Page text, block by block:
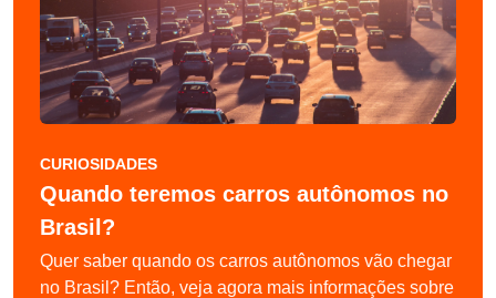
CURIOSIDADES
Quando teremos carros autônomos no
Brasil?
Quer saber quando os carros autônomos vão chegar
no Brasil? Então, veja agora mais informações sobre